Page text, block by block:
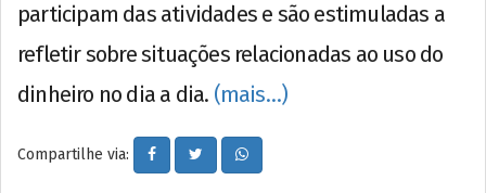
participam das atividades e são estimuladas a
refletir sobre situações relacionadas ao uso do
dinheiro no dia a dia. (mais…)
Compartilhe via: